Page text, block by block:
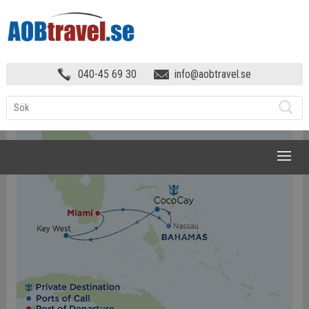
040-45 69 30 info@aobtravel.se
BAHAMASKRYSSNING»BAHAMAS-4-
DAG